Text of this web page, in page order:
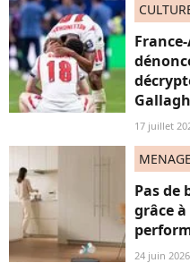
17 juillet
MENAGE
Pas de
grâce
24 juin 2026